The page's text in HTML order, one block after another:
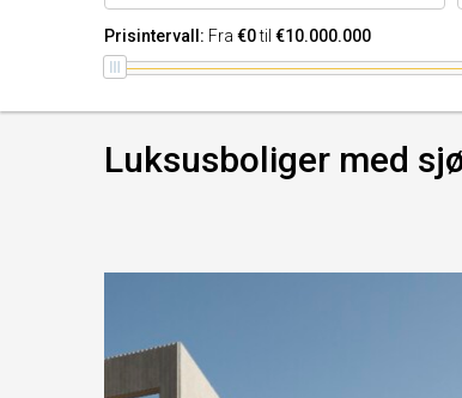
Prisintervall: Fra €0til €10.000.000
Luksusboliger med